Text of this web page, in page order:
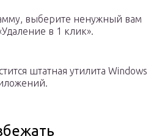
выберите ненужный вам
в 1 клик».
штатная утилита Windows